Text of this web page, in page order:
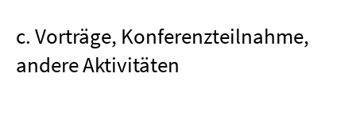
c. Vorträge, Konferenzteilnahme,
andere Aktivitäten